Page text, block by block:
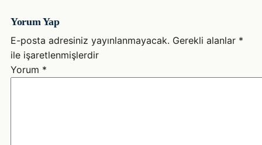
Yorum Yap
E-posta adresiniz yayınlanmayacak. Gerekli alanlar *
ile işaretlenmişlerdir
Yorum *